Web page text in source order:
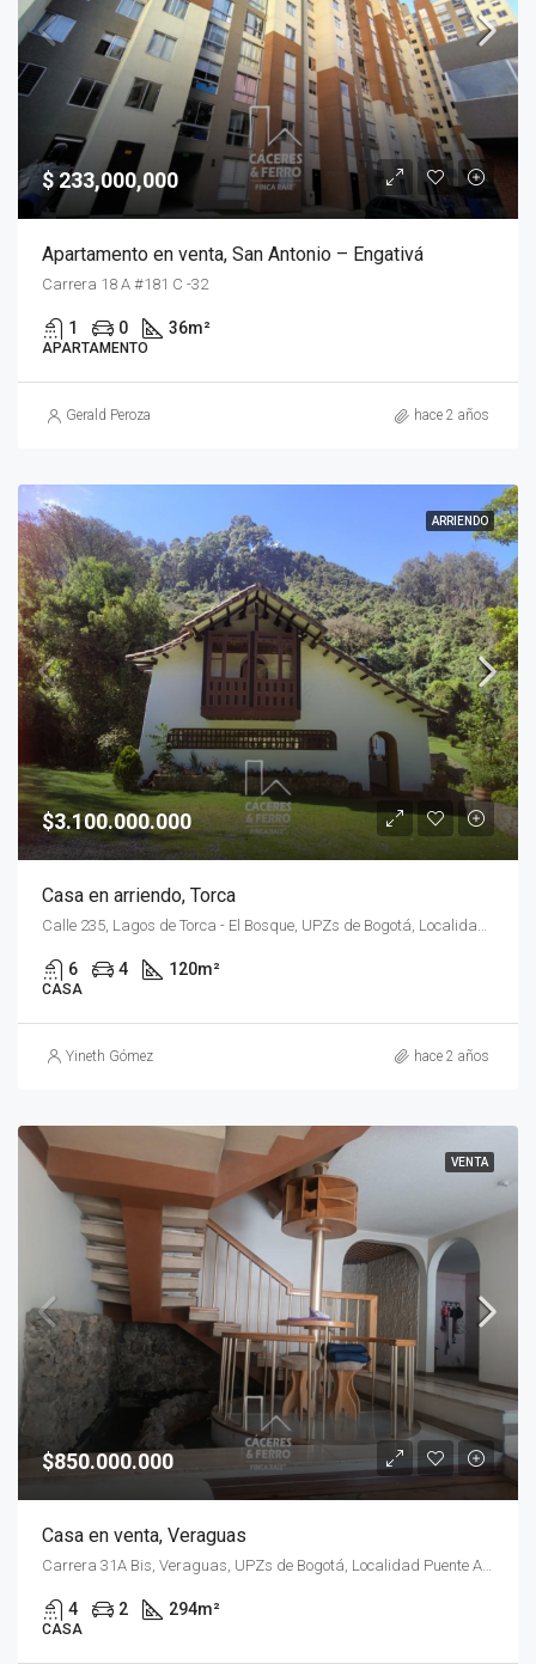
$ 233,000,000
Apartamento en venta, San Antonio – Engativá
Carrera 18 A #181 C -32
1 0 36m²
APARTAMENTO
Gerald Peroza hace 2 años
ARRIENDO
$3.100.000.000
Casa en arriendo, Torca
6 4 120m²
CASA
Yineth Gómez hace 2 años
VENTA
$850.000.000
Casa en venta, Veraguas
Carrera 31A Bis, Veraguas, UPZs de Bogotá, Localidad Puente Aranda, Bogotá, Bogotá Distrito Capital - Municipio, RAP (Especial) Central, 111611, Colombia
4 2 294m²
CASA